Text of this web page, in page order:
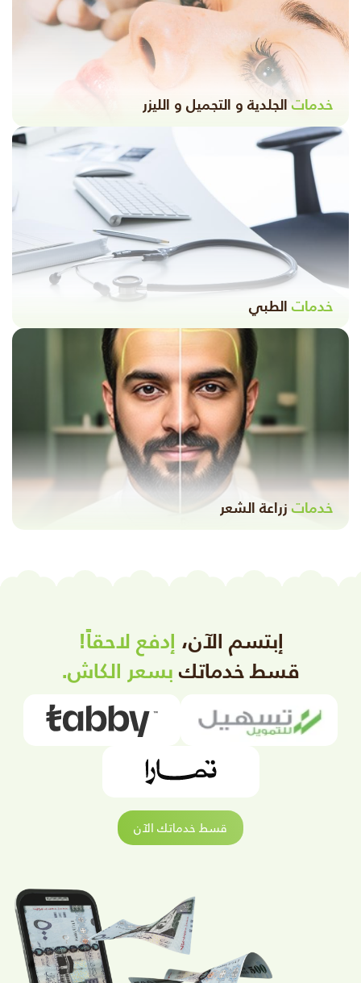
خدمات الجلدية و التجميل و الليزر
خدمات الطبي
خدماتزراعة الشعر
إبتسم الآن، إدفع لاحقاً!
قسط خدماتكبسعر الكاش.
قسط خدماتك الآن